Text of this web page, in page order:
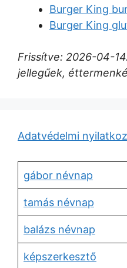
Burger King
Burger King
Frissítve: 2026-04-
jellegűek,
Adatvédelmi
gábor névnap
tamás névnap
balázs névnap
képszerkesztő